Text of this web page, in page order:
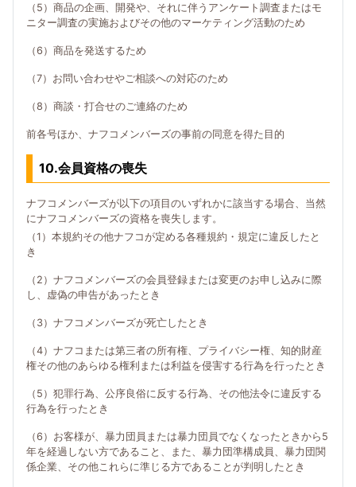
（5）商品の企画、開発や、それに伴うアンケート調査またはモ
ニター調査の実施およびその他のマーケティング活動のため
（6）商品を発送するため
（7）お問い合わせやご相談への対応のため
（8）商談・打合せのご連絡のため
前各号ほか、ナフコメンバーズの事前の同意を得た目的
10.会員資格の喪失
ナフコメンバーズが以下の項目のいずれかに該当する場合、当然
にナフコメンバーズの資格を喪失します。
（1）本規約その他ナフコが定める各種規約・規定に違反したと
き
（2）ナフコメンバーズの会員登録または変更のお申し込みに際
し、虚偽の申告があったとき
（3）ナフコメンバーズが死亡したとき
（4）ナフコまたは第三者の所有権、プライバシー権、知的財産
権その他のあらゆる権利または利益を侵害する行為を行ったとき
（5）犯罪行為、公序良俗に反する行為、その他法令に違反する
行為を行ったとき
（6）お客様が、暴力団員または暴力団員でなくなったときから5
年を経過しない方であること、また、暴力団準構成員、暴力団関
係企業、その他これらに準じる方であることが判明したとき